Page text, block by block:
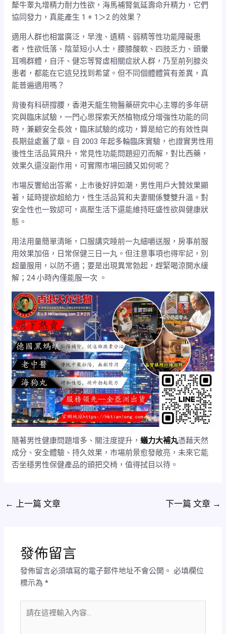
犛牛睾丸增精力耐力性欲，海馬補腎氣延壽命升精力，它們
協同發力，真能產生 1 + 1＞2 的效果？
適用人群也相當廣泛，早洩、遺精、弱精等性功能障礙患
者，性欲低落、陰莖短小人士，腰膝酸軟、四肢乏力、頭暈
耳鳴群體，自汗、健忘等腎虛相關症狀人群，乃至前列腺炎
患者，都能在它這兒找到希望。但不同個體體質有差異，真
能普遍適用嗎？
背後有科研撐腰，香港天龍生物醫藥研究中心主導的多年研
究與臨床試驗，一門心思探索天然植物成分增強性功能的同
時，兼顧安全長效，臨床試驗的成功，算是給它的有效性與
長期益處蓋了章。自 2003 年起多輪臨床實驗，也證實男性用
後性生活品質飛升，常見性功能問題迎刃而解，對比西藥，
效果久還沒副作用，可實際市場回饋又如何呢？
市場反響給出答案，上市後好評如潮，男性用戶大贊效果顯
著，延時提欲超給力，性生活品質和夫妻關係雙雙升溫。對
安全性也一致認可，高壓生活下還能維持旺盛性欲與健康狀
態。
用法用量簡單清晰，口服講究睡前一丸細嚼送服，房事前服
用效果加倍，日常保健三日一丸。但注意事項也得牢記，別
超量服用，以防不適；要是出現異常勃起，趕緊喝涼開水緩
解；24 小時內僅能服一次 。
隨著男性健康問題增多、關注度提升，蟻力大補丸憑藉天然
成分、安全體驗、持久效果，市場前景愈發敞亮，未來它能
否坐穩男性保健產品的頭把交椅，值得拭目以待。
← 上一篇 文章 下一篇 文章 →
發佈留言
發佈留言必須填寫的電子郵件地址不會公開。 必填欄位
標示為*
在